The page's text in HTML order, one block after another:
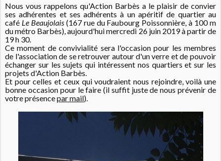
Nous vous rappelons qu'Action Barbès a le plaisir de convier
ses adhérentes et ses adhérents à un apéritif de quartier au
café Le Beaujolais(167 rue du Faubourg Poissonnière, à 100 m
du métro Barbès), aujourd'hui mercredi 26 juin 2019 à partir de
19 h 30.
Ce moment de convivialité sera l'occasion pour les membres
de l'association de se retrouver autour d'un verre et de pouvoir
échanger sur les sujets qui intéressent nos quartiers et sur les
projets d'Action Barbès.
Et pour celles et ceux qui voudraient nous rejoindre, voilà une
bonne occasion pour le faire (il suffit juste de nous prévenir de
votre présencepar mail).